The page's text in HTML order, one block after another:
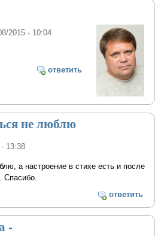
2015 - 10:04
ответить
не люблю
- 13:38
а настроение в стихе есть и после
Спасибо.
ответить
-